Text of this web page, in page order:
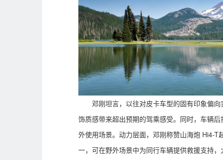
邓刚坦言，以往对皮卡车型的固有印象偏
饰质感带来超出预期的驾乘感受。同时，车辆
外使用场景。动力层面，邓刚称赞山海炮 Hi4-
一，可在野外场景中为同行车辆提供救援支持，